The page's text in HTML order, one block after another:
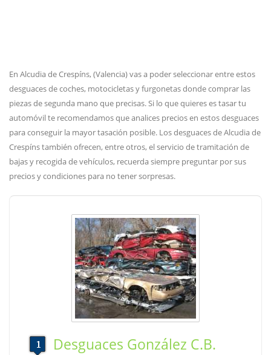
En Alcudia de Crespíns, (Valencia) vas a poder seleccionar entre estos
desguaces de coches, motocicletas y furgonetas donde comprar las
piezas de segunda mano que precisas. Si lo que quieres es tasar tu
automóvil te recomendamos que analices precios en estos desguaces
para conseguir la mayor tasación posible. Los desguaces de Alcudia de
Crespíns también ofrecen, entre otros, el servicio de tramitación de
bajas y recogida de vehículos, recuerda siempre preguntar por sus
precios y condiciones para no tener sorpresas.
Desguaces González C.B.